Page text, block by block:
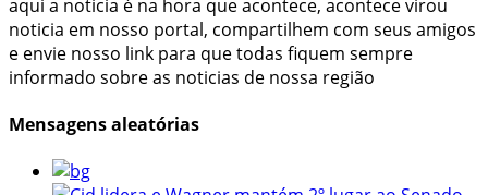
aqui a noticia é na hora que acontece, acontece virou
noticia em nosso portal, compartilhem com seus amigos
e envie nosso link para que todas fiquem sempre
informado sobre as noticias de nossa região
Mensagens aleatórias